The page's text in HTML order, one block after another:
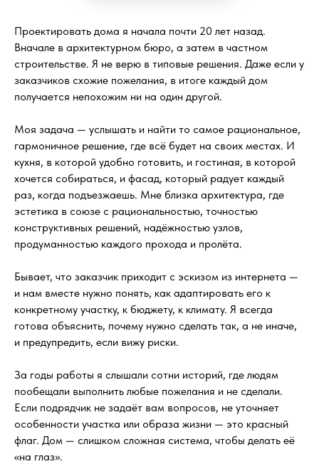
Проектировать дома я начала почти 20 лет назад.
Вначале в архитектурном бюро, а затем в частном
строительстве. Я не верю в типовые решения. Даже если у
заказчиков схожие пожелания, в итоге каждый дом
получается непохожим ни на один другой.
Моя задача — услышать и найти то самое рациональное,
гармоничное решение, где всё будет на своих местах. И
кухня, в которой удобно готовить, и гостиная, в которой
хочется собираться, и фасад, который радует каждый
раз, когда подъезжаешь. Мне близка архитектура, где
эстетика в союзе с рациональностью, точностью
конструктивных решений, надёжностью узлов,
продуманностью каждого прохода и пролёта.
Бывает, что заказчик приходит с эскизом из интернета —
и нам вместе нужно понять, как адаптировать его к
конкретному участку, к бюджету, к климату. Я всегда
готова объяснить, почему нужно сделать так, а не иначе,
и предупредить, если вижу риски.
За годы работы я слышали сотни историй, где людям
пообещали выполнить любые пожелания и не сделали.
Если подрядчик не задаёт вам вопросов, не уточняет
особенности участка или образа жизни — это красный
флаг. Дом — слишком сложная система, чтобы делать её
«на глаз».